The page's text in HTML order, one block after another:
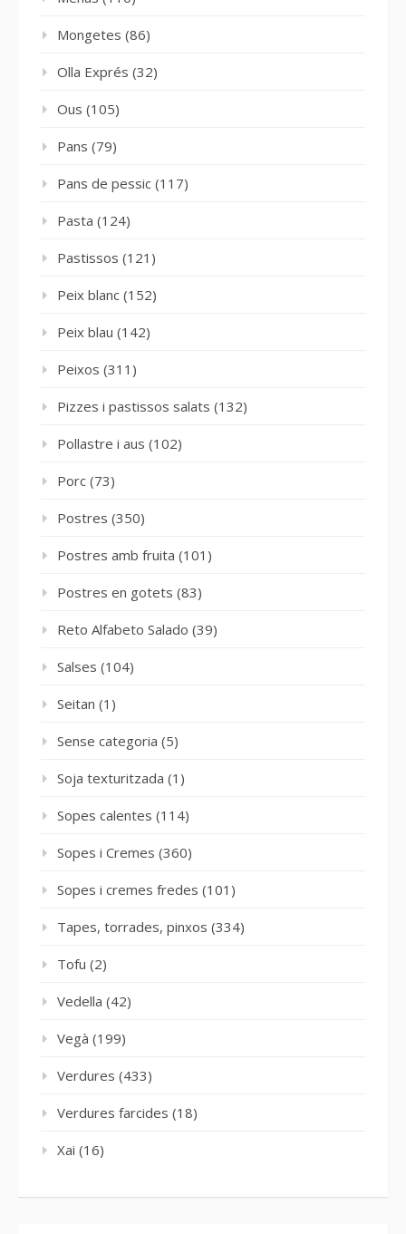
Mongetes (86)
Olla Exprés (32)
Ous (105)
Pans (79)
Pans de pessic (117)
Pasta (124)
Pastissos (121)
Peix blanc (152)
Peix blau (142)
Peixos (311)
Pizzes i pastissos salats (132)
Pollastre i aus (102)
Porc (73)
Postres (350)
Postres amb fruita (101)
Postres en gotets (83)
Reto Alfabeto Salado (39)
Salses (104)
Seitan (1)
Sense categoria (5)
Soja texturitzada (1)
Sopes calentes (114)
Sopes i Cremes (360)
Sopes i cremes fredes (101)
Tapes, torrades, pinxos (334)
Tofu (2)
Vedella (42)
Vegà (199)
Verdures (433)
Verdures farcides (18)
Xai (16)